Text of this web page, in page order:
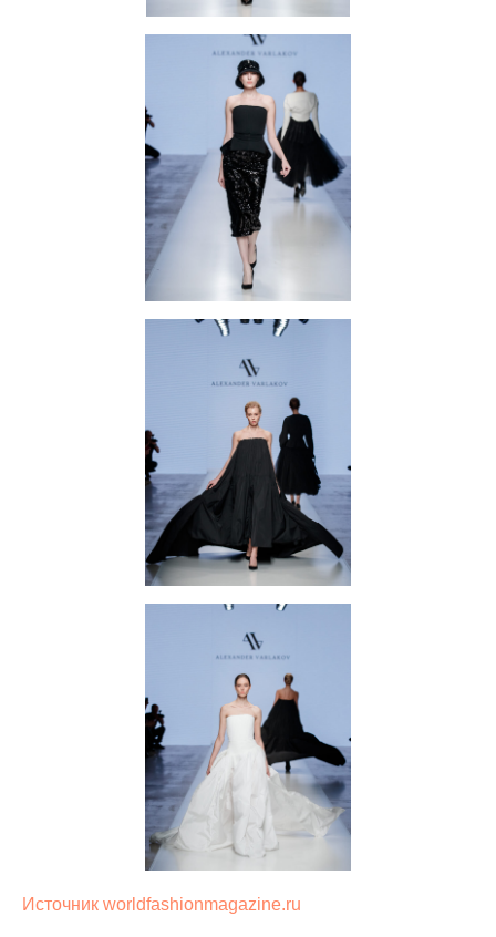
Источник worldfashionmagazine.ru